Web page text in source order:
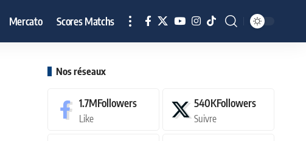
Mercato Scores Matchs
Nos réseaux
1.7MFollowers
Like
540KFollowers
Suivre